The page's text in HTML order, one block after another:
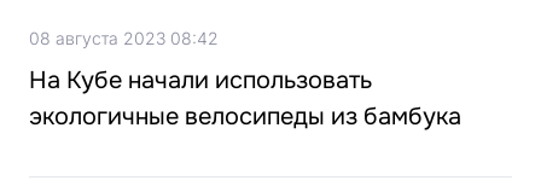
08 августа 2023 08:42
На Кубе начали использовать
экологичные велосипеды из бамбука